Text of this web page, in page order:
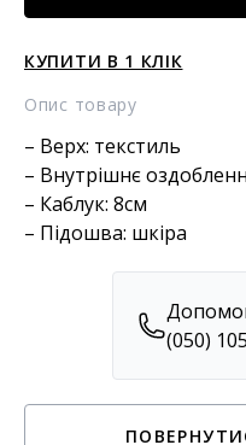
КРИСТАЛАХ
кількість
КУПИТИ В 1 КЛІК
Опис товару
– Верх: текстиль
– Внутрішнє
– Каблук: 8см
– Підошва: шкіра
(050)